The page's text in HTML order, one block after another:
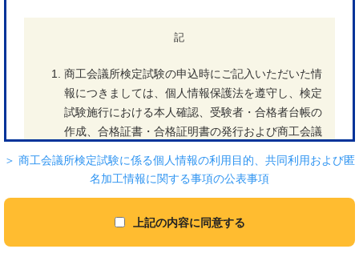
記
商工会議所検定試験の申込時にご記入いただいた情
報につきましては、個人情報保護法を遵守し、検定
試験施行における本人確認、受験者・合格者台帳の
作成、合格証書・合格証明書の発行および商工会議
目的外の使用はいたしません。
受験に際しては、本人確認を行いますので、必ず身
分証明書（氏名、生年月日、顔写真のいずれも確認
＞ 商工会議所検定試験に係る個人情報の利用目的、共同利用および匿
名加工情報に関する事項の公表事項
上記の内容に同意する